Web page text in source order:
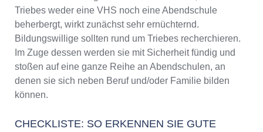
Triebes weder eine VHS noch eine Abendschule
beherbergt, wirkt zunächst sehr ernüchternd.
Bildungswillige sollten rund um Triebes recherchieren.
Im Zuge dessen werden sie mit Sicherheit fündig und
stoßen auf eine ganze Reihe an Abendschulen, an
denen sie sich neben Beruf und/oder Familie bilden
können.
CHECKLISTE: SO ERKENNEN SIE GUTE